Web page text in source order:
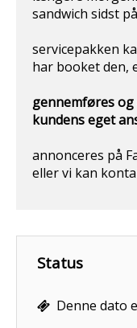
servicepakken
har booket
gennemføres
kundens eget
annonceres på
eller vi kan
Status
Denne dato